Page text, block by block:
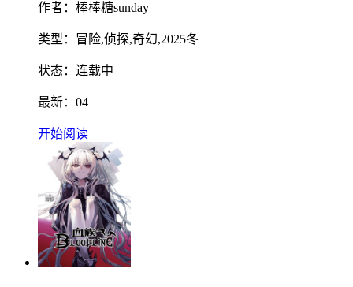
作者：棒棒糖sunday
类型：冒险,侦探,奇幻,2025冬
状态：连载中
最新：04
开始阅读